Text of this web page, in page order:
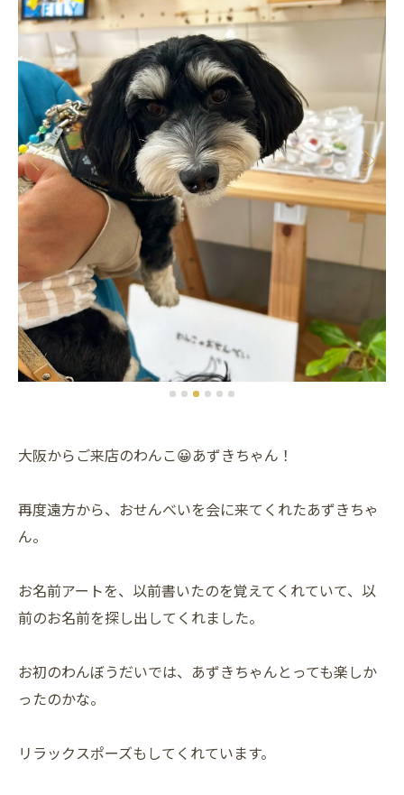
大阪からご来店のわんこ😀あずきちゃん！
再度遠方から、おせんべいを会に来てくれたあずきちゃ
ん。
お名前アートを、以前書いたのを覚えてくれていて、以
前のお名前を探し出してくれました。
お初のわんぼうだいでは、あずきちゃんとっても楽しか
ったのかな。
リラックスポーズもしてくれています。